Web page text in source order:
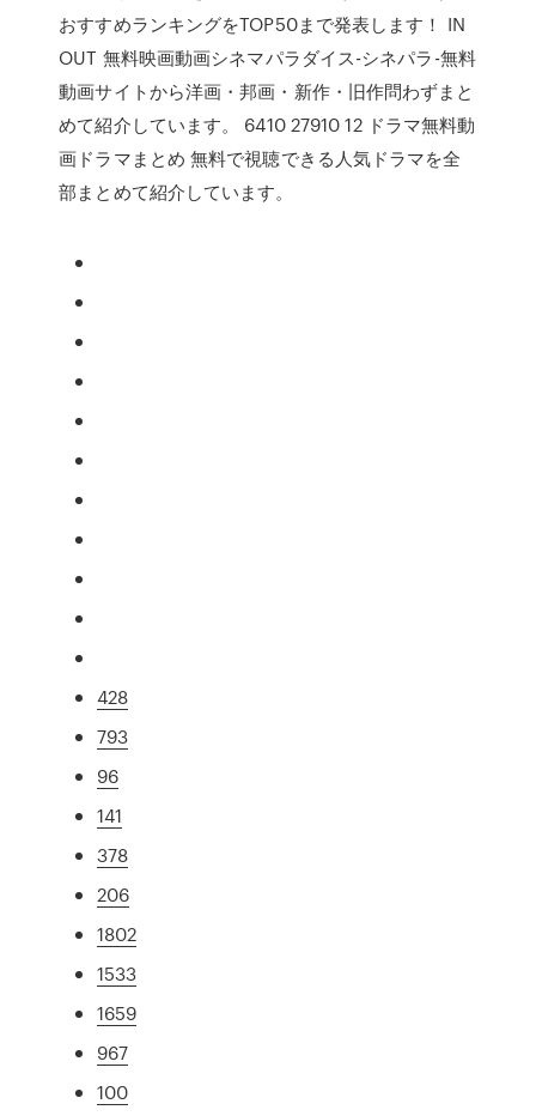
おすすめランキングをTOP50まで発表します！ IN
OUT 無料映画動画シネマパラダイス-シネパラ-無料
動画サイトから洋画・邦画・新作・旧作問わずまと
めて紹介しています。 6410 27910 12 ドラマ無料動
画ドラマまとめ 無料で視聴できる人気ドラマを全
部まとめて紹介しています。
428
793
96
141
378
206
1802
1533
1659
967
100